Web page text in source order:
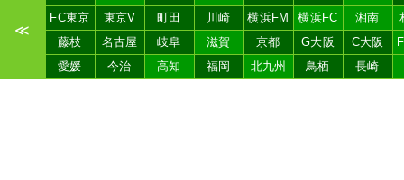
≪
FC東京
東京V 町田 川崎 横浜FM 横浜FC 湘南
藤枝
名古屋 岐阜 滋賀 京都 G大阪 C大阪
愛媛
今治 高知 福岡 北九州 鳥栖 長崎